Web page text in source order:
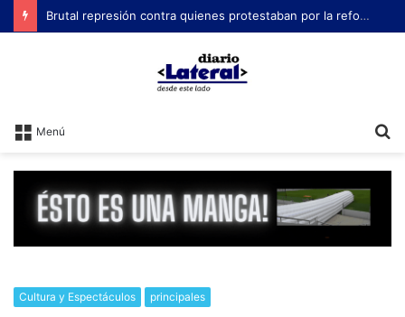
Brutal represión contra quienes protestaban por la reforma laboral de Milei
Menú
Cultura y Espectáculos principales